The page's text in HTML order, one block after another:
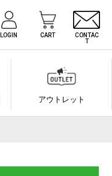
LOGIN CART
CONTAC
T
アウトレット